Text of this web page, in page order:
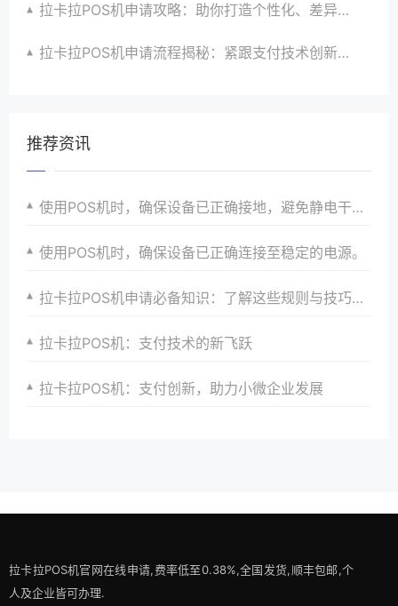
拉卡拉POS机申请攻略：助你打造个性化、差异化支付体验以提升竞争力
拉卡拉POS机申请流程揭秘：紧跟支付技术创新步伐，抢占市场先机
推荐资讯
使用POS机时，确保设备已正确接地，避免静电干扰。
使用POS机时，确保设备已正确连接至稳定的电源。
拉卡拉POS机申请必备知识：了解这些规则与技巧，助力支付升级
拉卡拉POS机：支付技术的新飞跃
拉卡拉POS机：支付创新，助力小微企业发展
拉卡拉POS机官网在线申请,费率低至0.38%,全国发货,顺丰包邮,个
人及企业皆可办理.